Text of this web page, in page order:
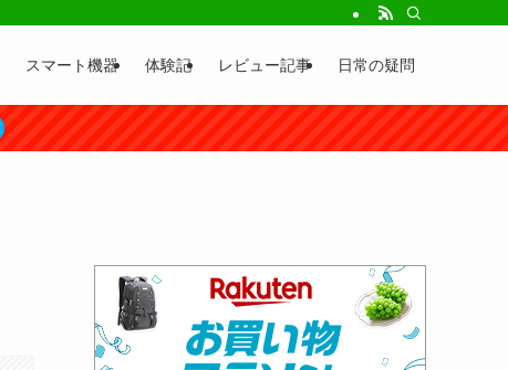
スマート機器 体験記 レビュー記事 日常の疑問